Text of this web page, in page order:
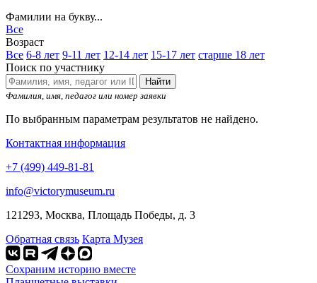
Фамилии на букву...
Все
Возраст
Все 6-8 лет 9-11 лет 12-14 лет 15-17 лет старше 18 лет
Поиск по участнику
Найти
Фамилия, имя, педагог или номер заявки
По выбранным параметрам результатов не найдено.
Контактная информация
+7 (499) 449-81-81
info@victorymuseum.ru
121293, Москва, Площадь Победы, д. 3
Обратная связь Карта Музея
Сохраним историю вместе